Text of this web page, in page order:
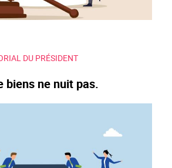
DU PRÉSIDENT
biens ne nuit pas.